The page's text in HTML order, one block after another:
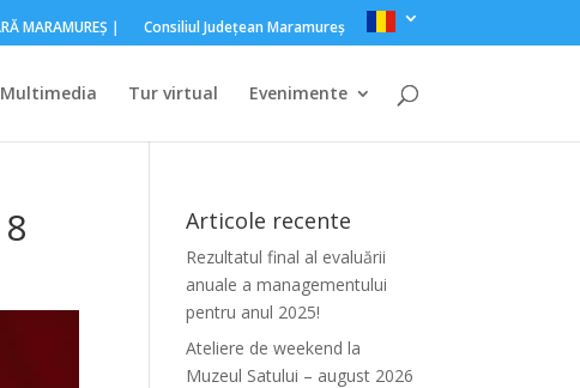
MARAMUREŞ｜ Consiliul Judeţean Maramureş
Multimedia Tur virtual Evenimente
Articole recente
Rezultatul final al evaluării
anuale a managementului
pentru anul 2025!
Ateliere de weekend la
Muzeul Satului – august 2026